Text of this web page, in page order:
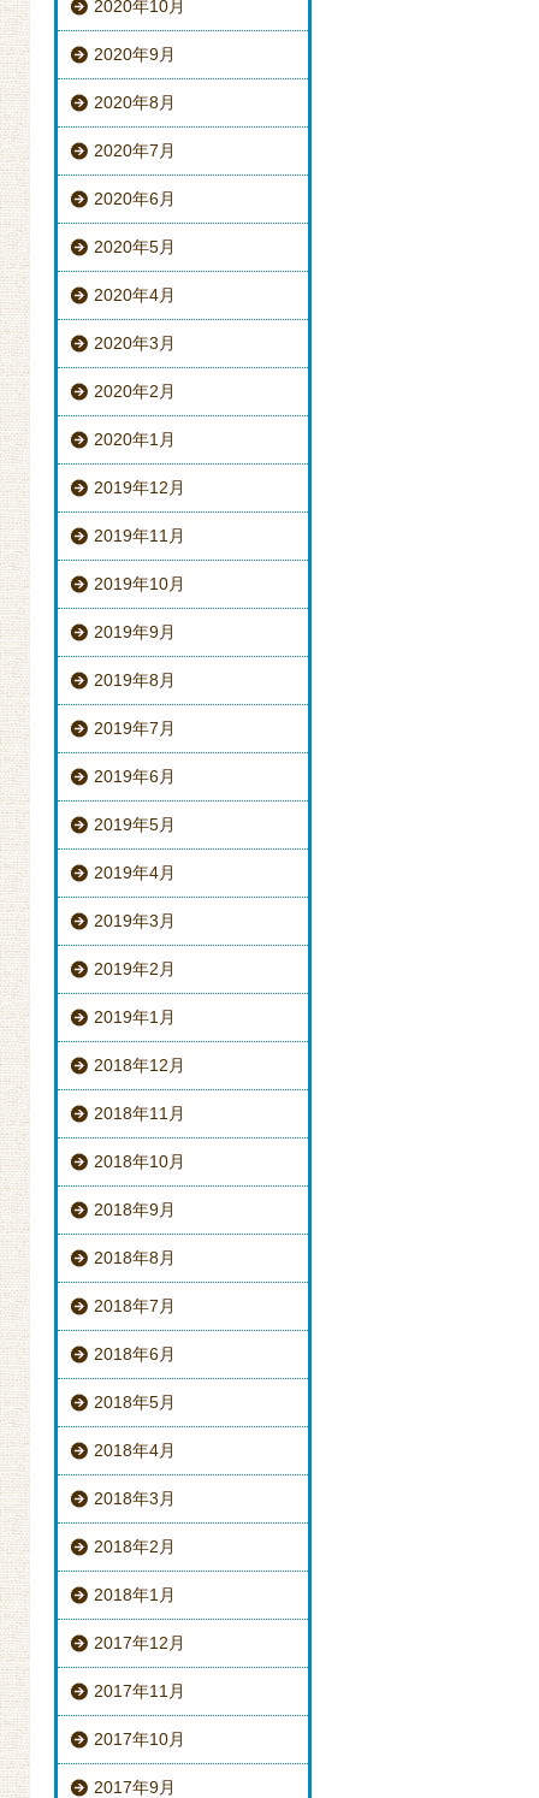
2020年10月
2020年9月
2020年8月
2020年7月
2020年6月
2020年5月
2020年4月
2020年3月
2020年2月
2020年1月
2019年12月
2019年11月
2019年10月
2019年9月
2019年8月
2019年7月
2019年6月
2019年5月
2019年4月
2019年3月
2019年2月
2019年1月
2018年12月
2018年11月
2018年10月
2018年9月
2018年8月
2018年7月
2018年6月
2018年5月
2018年4月
2018年3月
2018年2月
2018年1月
2017年12月
2017年11月
2017年10月
2017年9月